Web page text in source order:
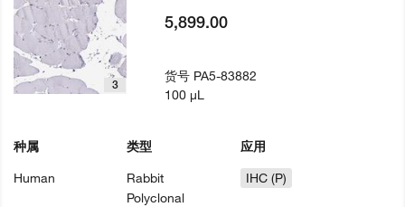
3
种属
Human
类型
Rabbit
Polyclonal
应用
IHC (P)
5,899.00
货号 PA5-83882
100 µL